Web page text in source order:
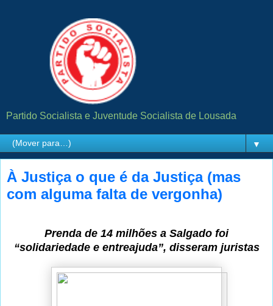
Partido Socialista e Juventude Socialista de Lousada
▼
À Justiça o que é da Justiça (mas
com alguma falta de vergonha)
Prenda de 14 milhões a Salgado foi
“solidariedade e entreajuda”, disseram juristas